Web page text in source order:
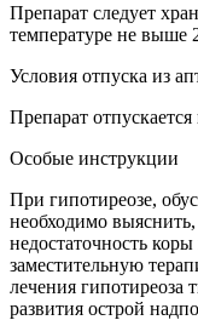
Препарат следует
температуре не выше
Условия отпуска из
Препарат отпускается
Особые инструкции
При гипотиреозе,
необходимо
недостаточность
заместительную
лечения
развития острой